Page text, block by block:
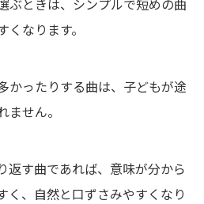
ぶときは、シンプルで短めの曲
なります。
かったりする曲は、子どもが途
せん。
返す曲であれば、意味が分から
く、自然と口ずさみやすくなり